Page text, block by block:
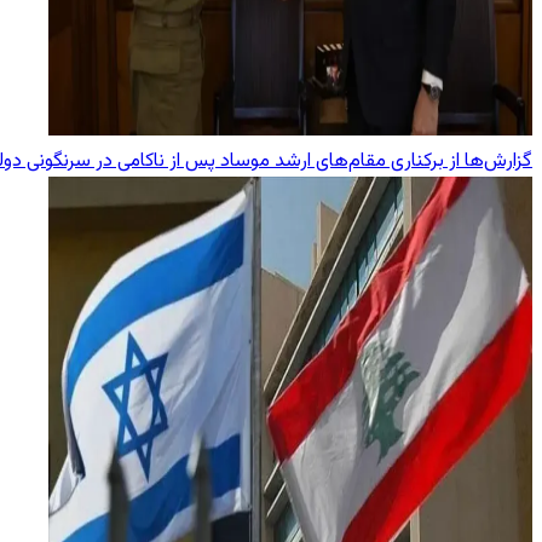
گزارش‌ها از برکناری مقام‌های ارشد موساد پس از ناکامی در سرنگونی